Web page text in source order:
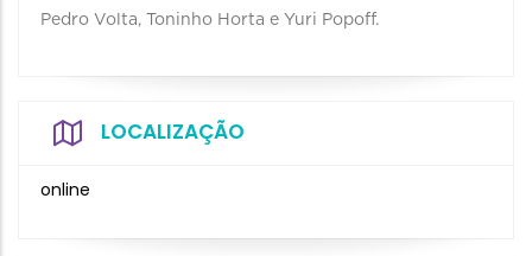
Pedro Volta, Toninho Horta e Yuri Popoff.
LOCALIZAÇÃO
online